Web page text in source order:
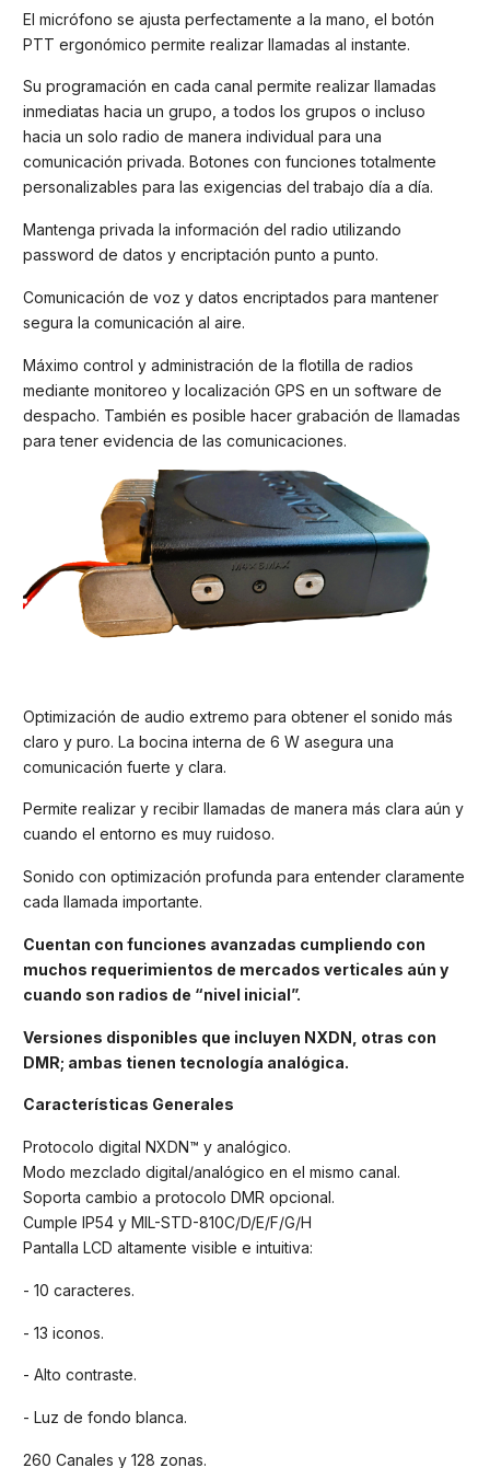
El micrófono se ajusta perfectamente a la mano, el botón
PTT ergonómico permite realizar llamadas al instante.
Su programación en cada canal permite realizar llamadas
inmediatas hacia un grupo, a todos los grupos o incluso
hacia un solo radio de manera individual para una
comunicación privada. Botones con funciones totalmente
personalizables para las exigencias del trabajo día a día.
Mantenga privada la información del radio utilizando
password de datos y encriptación punto a punto.
Comunicación de voz y datos encriptados para mantener
segura la comunicación al aire.
Máximo control y administración de la flotilla de radios
mediante monitoreo y localización GPS en un software de
despacho. También es posible hacer grabación de llamadas
para tener evidencia de las comunicaciones.
Optimización de audio extremo para obtener el sonido más
claro y puro. La bocina interna de 6 W asegura una
comunicación fuerte y clara.
Permite realizar y recibir llamadas de manera más clara aún y
cuando el entorno es muy ruidoso.
Sonido con optimización profunda para entender claramente
cada llamada importante.
Cuentan con funciones avanzadas cumpliendo con
muchos requerimientos de mercados verticales aún y
cuando son radios de “nivel inicial”.
Versiones disponibles que incluyen NXDN, otras con
DMR; ambas tienen tecnología analógica.
Características Generales
Protocolo digital NXDN™ y analógico.
Modo mezclado digital/analógico en el mismo canal.
Soporta cambio a protocolo DMR opcional.
Cumple IP54 y MIL-STD-810C/D/E/F/G/H
Pantalla LCD altamente visible e intuitiva:
- 10 caracteres.
- 13 iconos.
- Alto contraste.
- Luz de fondo blanca.
260 Canales y 128 zonas.